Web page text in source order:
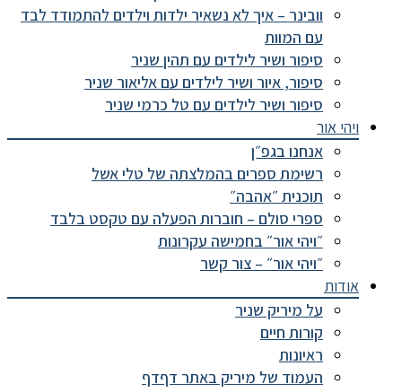
וובינר – איך לא נשאיר ילדות וילדים להתמודד לבד
עם המוות
סיפור ושיר לילדים עם תהין שניר
סיפור, איור ושיר לילדים עם אליאור שניר
סיפור ושיר לילדים עם טל כרמי שניר
ויהי אור
אנחנו בגפ״ן
רשימת ספרים בהמלצתה של טלי אשל
תוכנית ״אהבה״
ספרי סולם – חוברות הפעלה עם טקסט בלבד
״ויהי אור״ בחמישה עקרונות
״ויהי אור״ – צור קשר
אודות
על מיריק שניר
קורות חיים
ראיונות
העמוד של מיריק באתר דףדף